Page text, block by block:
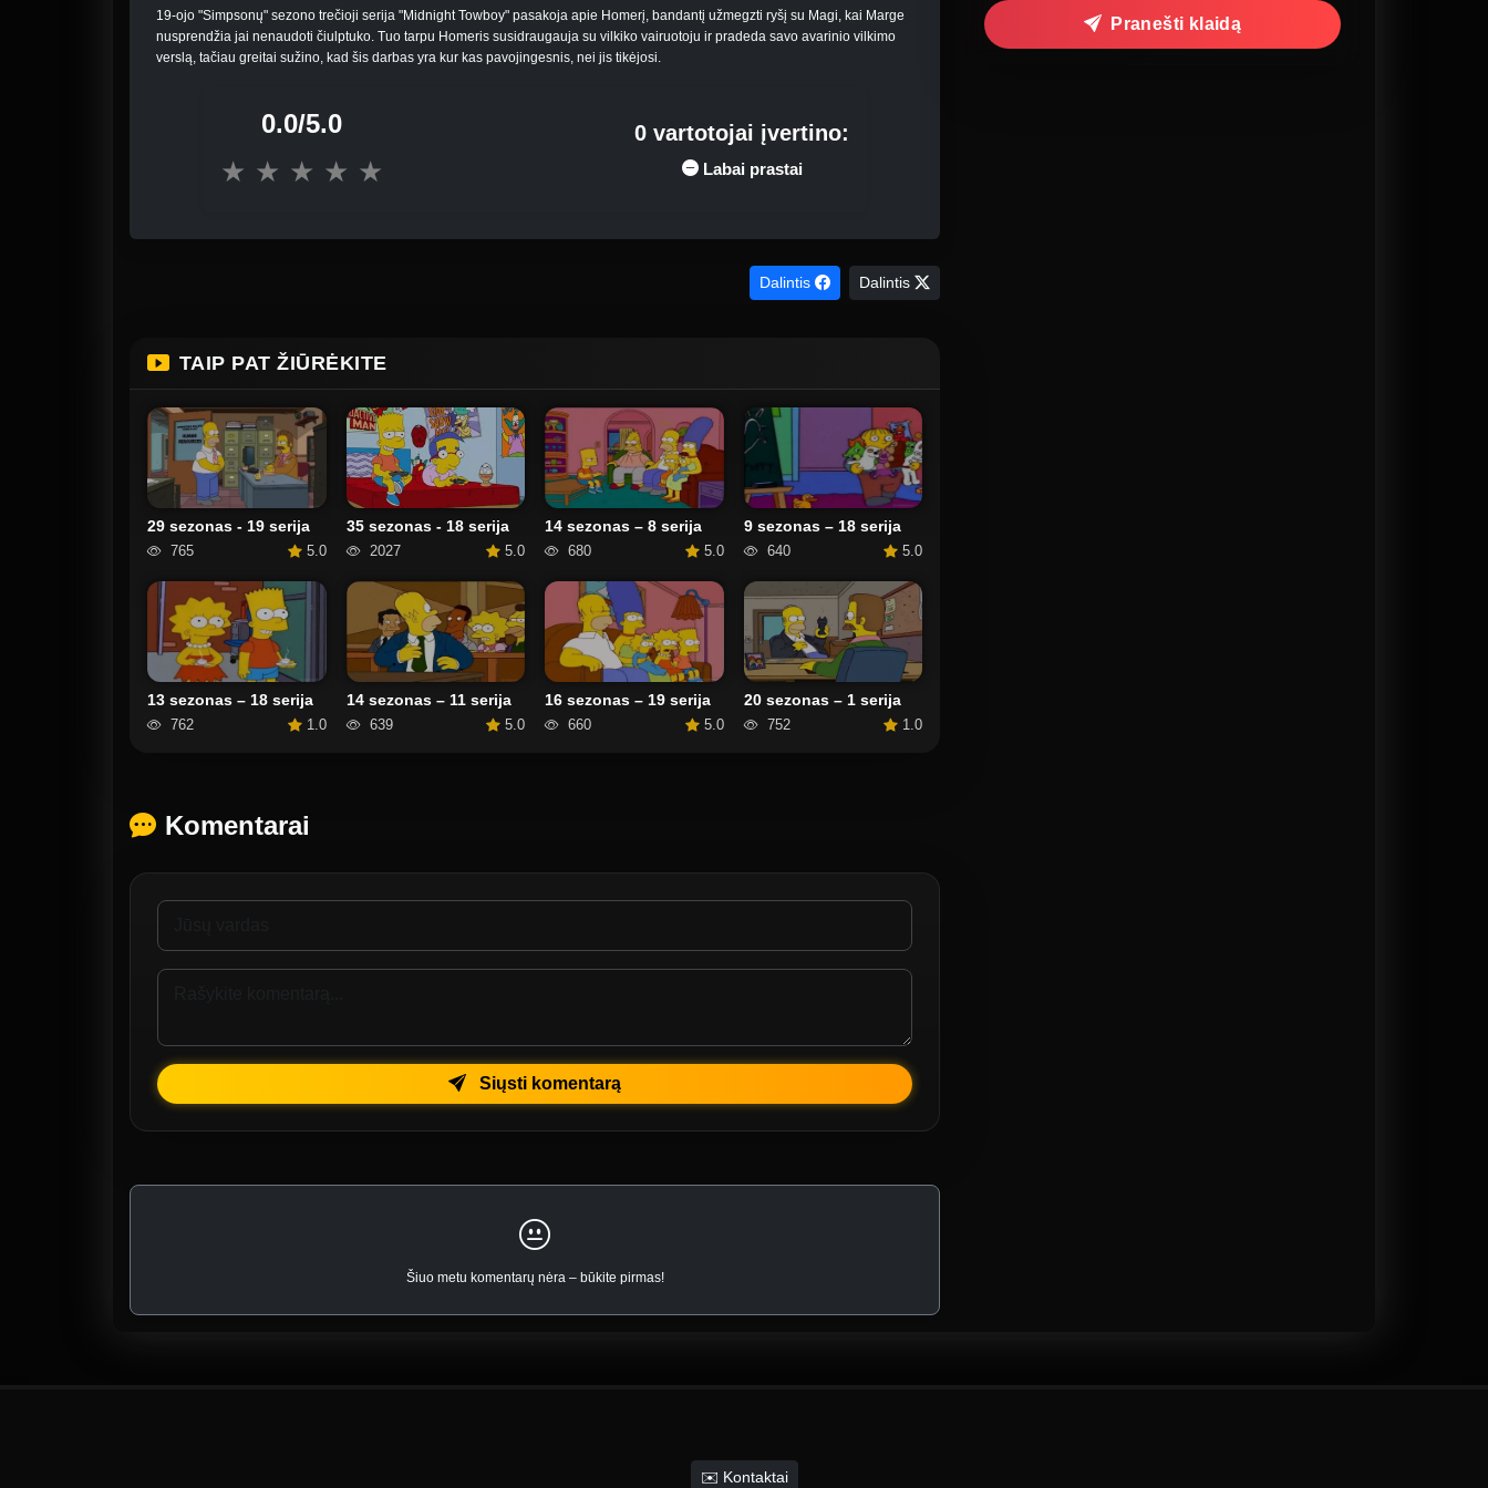
19-ojo "Simpsonų" sezono trečioji serija "Midnight Towboy" pasakoja apie Homerį, bandantį užmegzti ryšį su Magi, kai Marge
nusprendžia jai nenaudoti čiulptuko. Tuo tarpu Homeris susidraugauja su vilkiko vairuotoju ir pradeda savo avarinio vilkimo
verslą, tačiau greitai sužino, kad šis darbas yra kur kas pavojingesnis, nei jis tikėjosi.
0.0/5.0
★ ★ ★ ★ ★
0 vartotojai įvertino:
Labai prastai
Dalintis Dalintis
TAIP PAT ŽIŪRĖKITE
29 sezonas - 19 serija
765 5.0
35 sezonas - 18 serija
2027 5.0
14 sezonas – 8 serija
680 5.0
9 sezonas – 18 serija
640 5.0
13 sezonas – 18 serija
762 1.0
14 sezonas – 11 serija
639 5.0
16 sezonas – 19 serija
660 5.0
20 sezonas – 1 serija
752 1.0
Komentarai
Siųsti komentarą
Šiuo metu komentarų nėra – būkite pirmas!
Pranešti klaidą
✉️ Kontaktai